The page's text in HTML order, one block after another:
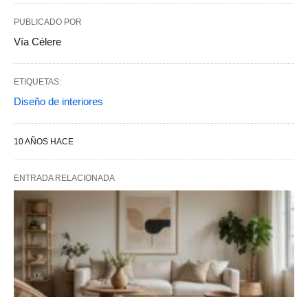
PUBLICADO POR
Vía Célere
ETIQUETAS:
Diseño de interiores
10 AÑOS HACE
ENTRADA RELACIONADA